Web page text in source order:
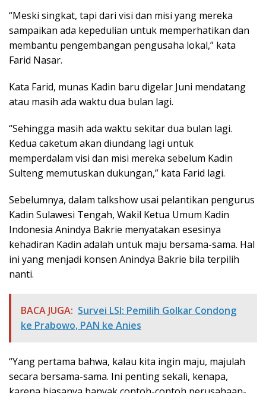
“Meski singkat, tapi dari visi dan misi yang mereka
sampaikan ada kepedulian untuk memperhatikan dan
membantu pengembangan pengusaha lokal,” kata
Farid Nasar.
Kata Farid, munas Kadin baru digelar Juni mendatang
atau masih ada waktu dua bulan lagi.
“Sehingga masih ada waktu sekitar dua bulan lagi.
Kedua caketum akan diundang lagi untuk
memperdalam visi dan misi mereka sebelum Kadin
Sulteng memutuskan dukungan,” kata Farid lagi.
Sebelumnya, dalam talkshow usai pelantikan pengurus
Kadin Sulawesi Tengah, Wakil Ketua Umum Kadin
Indonesia Anindya Bakrie menyatakan esesinya
kehadiran Kadin adalah untuk maju bersama-sama. Hal
ini yang menjadi konsen Anindya Bakrie bila terpilih
nanti.
BACA JUGA: Survei LSI: Pemilih Golkar Condong
ke Prabowo, PAN ke Anies
“Yang pertama bahwa, kalau kita ingin maju, majulah
secara bersama-sama. Ini penting sekali, kenapa,